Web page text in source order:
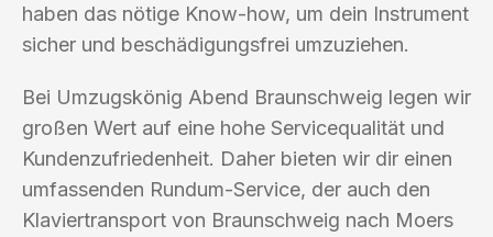
haben das nötige Know-how, um dein Instrument
sicher und beschädigungsfrei umzuziehen.
Bei Umzugskönig Abend Braunschweig legen wir
großen Wert auf eine hohe Servicequalität und
Kundenzufriedenheit. Daher bieten wir dir einen
umfassenden Rundum-Service, der auch den
Klaviertransport von Braunschweig nach Moers